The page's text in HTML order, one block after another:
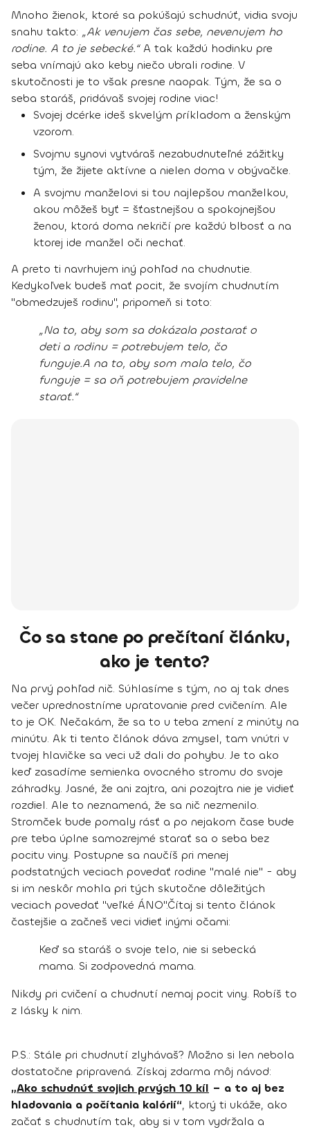
Mnoho žienok, ktoré sa pokúšajú schudnúť, vidia svoju
snahu takto: „Ak venujem čas sebe, nevenujem ho
rodine. A to je sebecké.“A tak každú hodinku pre
seba vnímajú ako keby niečo ubrali rodine. V
skutočnosti je to však presne naopak. Tým, že sa o
seba staráš, pridávaš svojej rodine viac!
Svojej dcérke ideš skvelým príkladom a ženským
vzorom.
Svojmu synovi vytváraš nezabudnuteľné zážitky
tým, že žijete aktívne a nielen doma v obývačke.
A svojmu manželovi si tou najlepšou manželkou,
akou môžeš byť = šťastnejšou a spokojnejšou
ženou, ktorá doma nekričí pre každú blbosť a na
ktorej ide manžel oči nechať.
A preto ti navrhujem iný pohľad na chudnutie.
Kedykoľvek budeš mať pocit, že svojím chudnutím
"obmedzuješ rodinu", pripomeň si toto:
„Na to, aby som sa dokázala postarať o
deti a rodinu = potrebujem telo, čo
funguje.A na to, aby som mala telo, čo
funguje = sa oň potrebujem pravidelne
starať.“
Čo sa stane po prečítaní článku,
ako je tento?
Na prvý pohľad nič. Súhlasíme s tým, no aj tak dnes
večer uprednostníme upratovanie pred cvičením. Ale
to je OK. Nečakám, že sa to u teba zmení z minúty na
minútu. Ak ti tento článok dáva zmysel, tam vnútri v
tvojej hlavičke sa veci už dali do pohybu. Je to ako
keď zasadíme semienka ovocného stromu do svoje
záhradky. Jasné, že ani zajtra, ani pozajtra nie je vidieť
rozdiel. Ale to neznamená, že sa nič nezmenilo.
Stromček bude pomaly rásť a po nejakom čase bude
pre teba úplne samozrejmé starať sa o seba bez
pocitu viny. Postupne sa naučíš pri menej
podstatných veciach povedať rodine "malé nie" - aby
si im neskôr mohla pri tých skutočne dôležitých
veciach povedať "veľké ÁNO".Čítaj si tento článok
častejšie a začneš veci vidieť inými očami:
Keď sa staráš o svoje telo, nie si sebecká
mama. Si zodpovedná mama.
Nikdy pri cvičení a chudnutí nemaj pocit viny. Robíš to
z lásky k nim.
P.S.: Stále pri chudnutí zlyhávaš? Možno si len nebola
dostatočne pripravená. Získaj zdarma môj návod:
„Ako schudnúť svojich prvých 10 kíl – a to aj bez
hladovania a počítania kalórií“, ktorý ti ukáže, ako
začať s chudnutím tak, aby si v tom vydržala a